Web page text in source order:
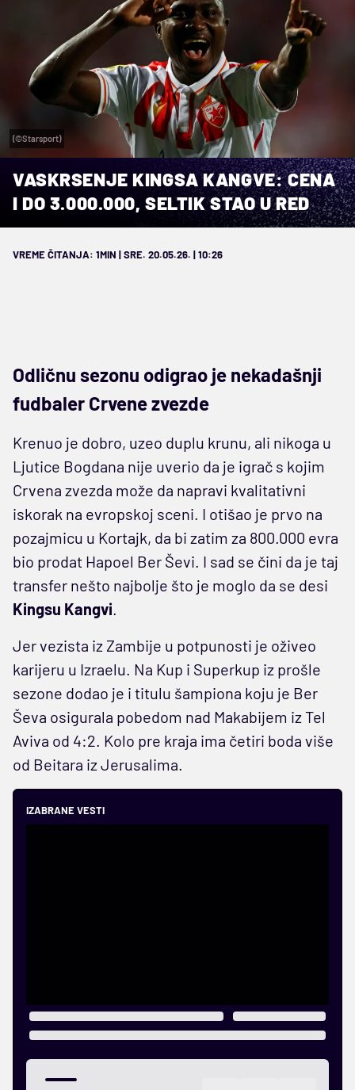
(©Starsport)
VASKRSENJE KINGSA KANGVE: CENA
I DO 3.000.000, SELTIK STAO U RED
VREME ČITANJA: 1MIN | SRE. 20.05.26. | 10:26
Odličnu sezonu odigrao je nekadašnji
fudbaler Crvene zvezde
Krenuo je dobro, uzeo duplu krunu, ali nikoga u
Ljutice Bogdana nije uverio da je igrač s kojim
Crvena zvezda može da napravi kvalitativni
iskorak na evropskoj sceni. I otišao je prvo na
pozajmicu u Kortajk, da bi zatim za 800.000 evra
bio prodat Hapoel Ber Ševi. I sad se čini da je taj
transfer nešto najbolje što je moglo da se desi
Kingsu Kangvi.
Jer vezista iz Zambije u potpunosti je oživeo
karijeru u Izraelu. Na Kup i Superkup iz prošle
sezone dodao je i titulu šampiona koju je Ber
Ševa osigurala pobedom nad Makabijem iz Tel
Aviva od 4:2. Kolo pre kraja ima četiri boda više
od Beitara iz Jerusalima.
IZABRANE VESTI